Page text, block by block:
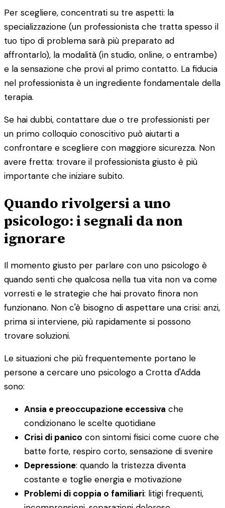
Per scegliere, concentrati su tre aspetti: la
specializzazione (un professionista che tratta spesso il
tuo tipo di problema sarà più preparato ad
affrontarlo), la modalità (in studio, online, o entrambe)
e la sensazione che provi al primo contatto. La fiducia
nel professionista è un ingrediente fondamentale della
terapia.
Se hai dubbi, contattare due o tre professionisti per
un primo colloquio conoscitivo può aiutarti a
confrontare e scegliere con maggiore sicurezza. Non
avere fretta: trovare il professionista giusto è più
importante che iniziare subito.
Quando rivolgersi a uno
psicologo: i segnali da non
ignorare
Il momento giusto per parlare con uno psicologo è
quando senti che qualcosa nella tua vita non va come
vorresti e le strategie che hai provato finora non
funzionano. Non c'è bisogno di aspettare una crisi: anzi,
prima si interviene, più rapidamente si possono
trovare soluzioni.
Le situazioni che più frequentemente portano le
persone a cercare uno psicologo a Crotta d'Adda
sono:
Ansia e preoccupazione eccessiva che
condizionano le scelte quotidiane
Crisi di panico con sintomi fisici come cuore che
batte forte, respiro corto, sensazione di svenire
Depressione: quando la tristezza diventa
costante e toglie energia e motivazione
Problemi di coppia o familiari: litigi frequenti,